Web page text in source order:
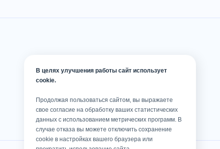
В целях улучшения работы сайт использует
cookie.
Продолжая пользоваться сайтом, вы выражаете
свое согласие на обработку ваших статистических
данных с использованием метрических программ. В
случае отказа вы можете отключить сохранение
cookie в настройках вашего браузера или